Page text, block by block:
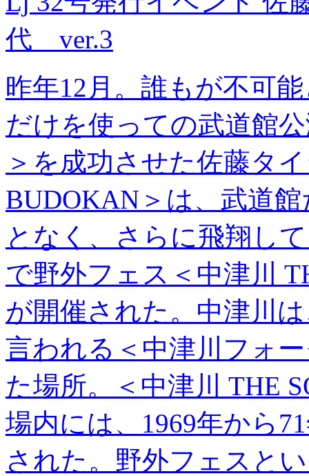
代 ver.3
昨年12月。誰もが不可
だけを使っての武道館
＞を成功させた佐藤タ
BUDOKAN＞は、武道
となく、さらに飛翔し
で野外フェス＜中津川
が開催された。中津川
言われる＜中津川フォ
た場所。＜中津川 THE
場内には、1969年から
された。野外フェスと